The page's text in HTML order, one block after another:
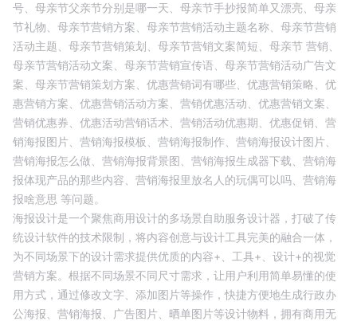
号、 母亲节父亲节分别是哪一天、 母亲节手抄报简单又漂亮、 母亲
节礼物、 母亲节营销方案、 母亲节营销活动主题名称、 母亲节营销
活动主题、 母亲节营销策划、 母亲节营销文案简短、 母亲节 营销、
母亲节营销活动文案、 母亲节营销宣传语、 母亲节营销活动广告文
案、 母亲节营销策划方案、 优惠营销词有哪些、 优惠营销策略、 优
惠营销方案、 优惠营销活动方案、 营销优惠活动、 优惠营销文案、
营销优惠券、 优惠活动营销话术、 营销活动优惠期、 优惠促销、 营
销海报图片、 营销海报模板、 营销海报制作、 营销海报设计图片、
营销海报怎么做、 营销海报背景图、 营销海报生成器下载、 营销海
报体现产品的那些内容、 营销海报里放名人的玩偶可以吗、 营销海
报啥意思 等问题。
海报设计是一个聚焦商用设计的多场景自助服务设计器，打破了传
统设计软件的技术限制，将内容创意与设计工具完美的融合一体，
为不同场景下的设计需求提供优质的内容+、工具+、设计+的视觉
营销方案。根据不同场景不同尺寸需求，让用户利用简单易懂的使
用方式，通过修改文字、添加图片等操作，快捷方便地生成行政办
公海报、营销海报、广告图片、晒单图片等设计物料，拥有商用无